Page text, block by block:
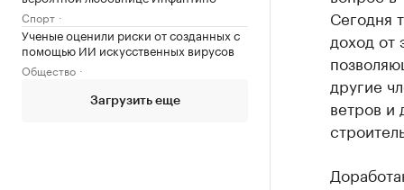
Спорт
Ученые оценили риски от созданных с
помощью ИИ искусственных вирусов
Общество
Загрузить еще
Сегодня
доход от
другие
ветров и